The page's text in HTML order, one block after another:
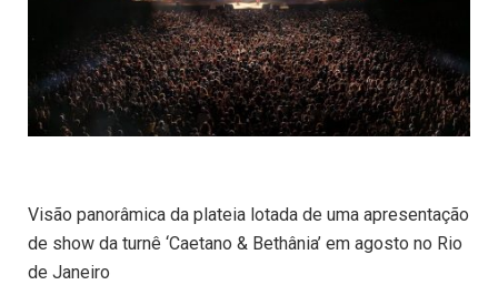
Visão panorâmica da plateia lotada de uma apresentação
de show da turnê ‘Caetano & Bethânia’ em agosto no Rio
de Janeiro